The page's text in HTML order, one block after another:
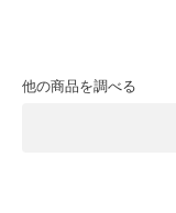
他の商品を調べる